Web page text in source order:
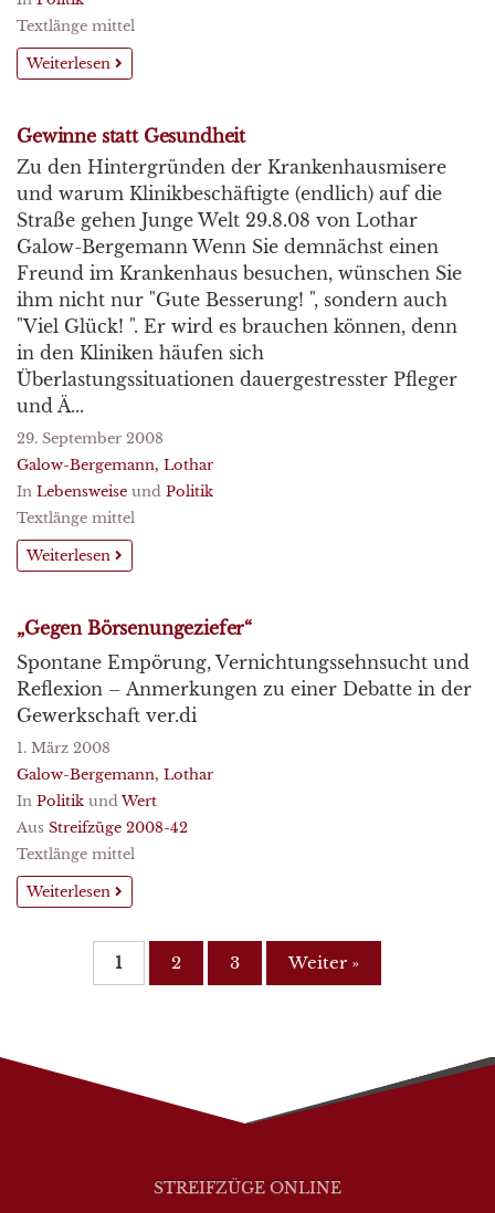
Textlänge mittel
Weiterlesen
Gewinne statt Gesundheit
Zu den Hintergründen der Krankenhausmisere
und warum Klinikbeschäftigte (endlich) auf die
Straße gehen Junge Welt 29.8.08 von Lothar
Galow-Bergemann Wenn Sie demnächst einen
Freund im Krankenhaus besuchen, wünschen Sie
ihm nicht nur "Gute Besserung! ", sondern auch
"Viel Glück! ". Er wird es brauchen können, denn
in den Kliniken häufen sich
Überlastungssituationen dauergestresster Pfleger
und Ä...
29. September 2008
Galow-Bergemann, Lothar
In Lebensweise und Politik
Textlänge mittel
Weiterlesen
„Gegen Börsenungeziefer“
Spontane Empörung, Vernichtungssehnsucht und
Reflexion – Anmerkungen zu einer Debatte in der
Gewerkschaft ver.di
1. März 2008
Galow-Bergemann, Lothar
In Politik undWert
Aus Streifzüge 2008-42
Textlänge mittel
Weiterlesen
1 2 3 Weiter »
STREIFZÜGE ONLINE